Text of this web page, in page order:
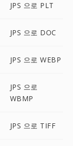
JPS 으로 PLT
JPS 으로 DOC
JPS 으로 WEBP
JPS 으로
WBMP
JPS 으로 TIFF